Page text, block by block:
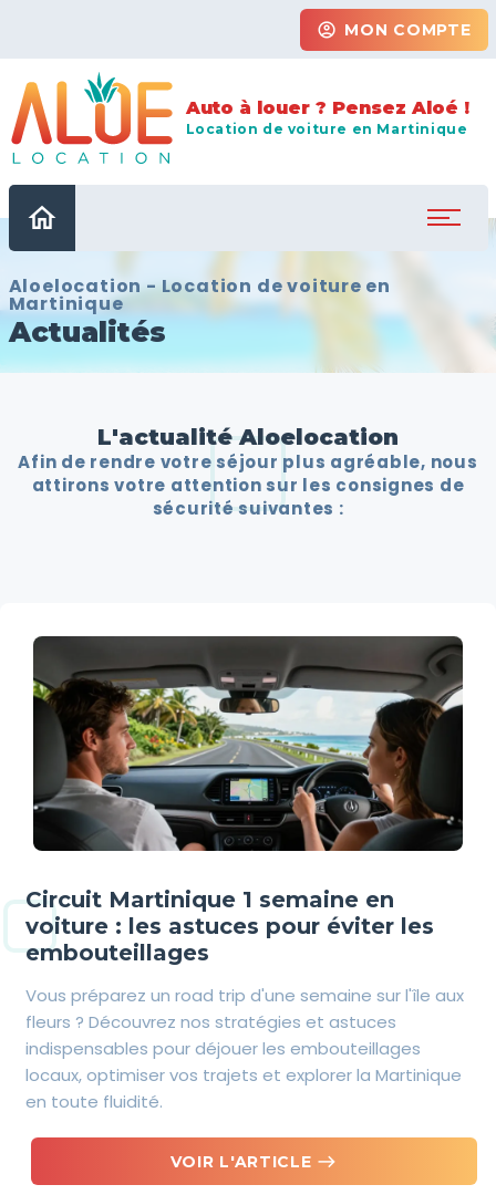
account_circle MON COMPTE
Auto à louer ? Pensez Aloé !
Location de voiture en Martinique
home
Aloelocation - Location de voiture en
Martinique
Actualités
L'actualité Aloelocation
Afin de rendre votre séjour plus agréable, nous
attirons votre attention sur les consignes de
sécurité suivantes :
Circuit Martinique 1 semaine en
voiture : les astuces pour éviter les
embouteillages
Vous préparez un road trip d'une semaine sur l'île aux
fleurs ? Découvrez nos stratégies et astuces
indispensables pour déjouer les embouteillages
locaux, optimiser vos trajets et explorer la Martinique
en toute fluidité.
VOIR L'ARTICLE east